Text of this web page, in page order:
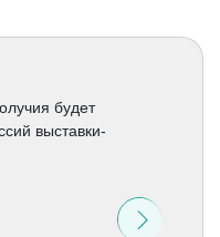
будет
выставки-